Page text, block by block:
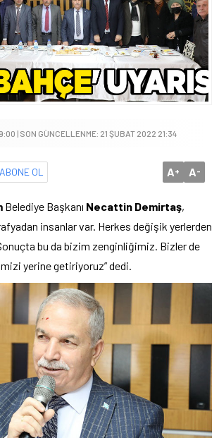
| SON GÜNCELLENME: 21 ŞUBAT 2022 21:34
ABONE OL A+ A-
Belediye Başkanı Necattin Demirtaş,
insanlar var. Herkes değişik yerlerden
bu da bizim zenginliğimiz. Bizler de
yerine getiriyoruz” dedi.